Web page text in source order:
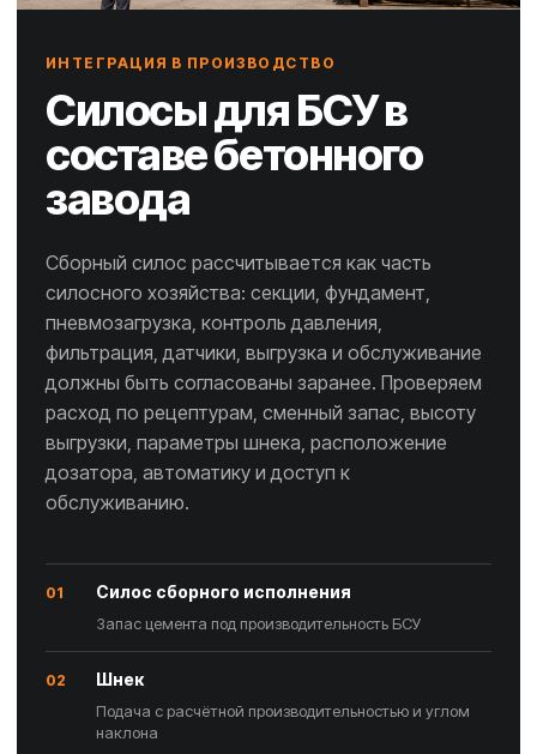
ИНТЕГРАЦИЯ В ПРОИЗВОДСТВО
Силосы для БСУ в
составе бетонного
завода
Сборный силос рассчитывается как часть
силосного хозяйства: секции, фундамент,
пневмозагрузка, контроль давления,
фильтрация, датчики, выгрузка и обслуживание
должны быть согласованы заранее. Проверяем
расход по рецептурам, сменный запас, высоту
выгрузки, параметры шнека, расположение
дозатора, автоматику и доступ к
обслуживанию.
01 Силос сборного исполнения
Запас цемента под производительность БСУ
02 Шнек
Подача с расчётной производительностью и углом
наклона